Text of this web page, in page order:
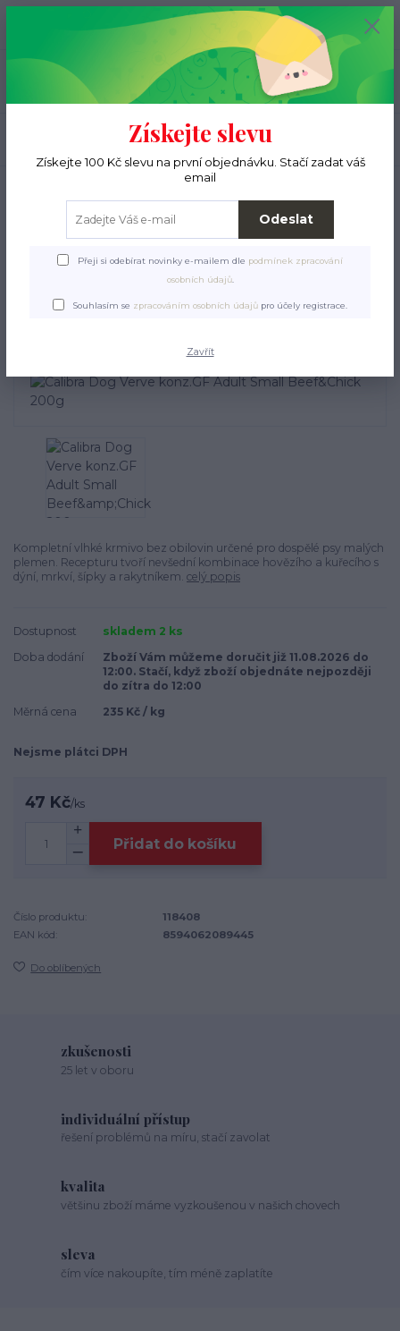
Menu
(Po-Pá, 9-15 hod.)
0 ks
0 Kč
Krmiva a pamlsky Konzervy, kapsičky, paštiky
Dog Verve konz.GF Adult Small Beef&Chick 200g
Calibra Dog Verve konz.GF
Adult Small Beef&Chick
200g
Kompletní vlhké krmivo bez obilovin určené pro dospělé psy malých
plemen. Recepturu tvoří nevšední kombinace hovězího a kuřecího s
dýní, mrkví, šípky a rakytníkem. celý popis
Dostupnost
skladem 2 ks
Doba dodání
Zboží Vám můžeme doručit již 11.08.2026 do
12:00. Stačí, když zboží objednáte nejpozději
do zítra do 12:00
Měrná cena
235 Kč / kg
Nejsme plátci DPH
47 Kč/ks
Přidat do košíku
Číslo produktu:
118408
EAN kód:
8594062089445
Do oblíbených
zkušenosti
25 let v oboru
individuální přístup
řešení problémů na míru, stačí zavolat
kvalita
většinu zboží máme vyzkoušenou v našich chovech
sleva
čím více nakoupíte, tím méně zaplatíte
Získejte slevu
Získejte 100 Kč slevu na první objednávku. Stačí zadat váš
email
Odeslat
Přeji si odebírat novinky e-mailem dle podmínek zpracování
osobních údajů.
Souhlasím se zpracováním osobních údajů pro účely registrace.
Zavřít